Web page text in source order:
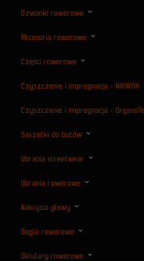
Dzwonki rowerowe
Akcesoria rowerowe
Części rowerowe
Czyszczenie i impregnacja - NIKWAX
Czyszczenie i impregnacja -
Saszetki do butów
Ubrania streetwear
Ubrania rowerowe
Nakrycia głowy
Gogle rowerowe
Oklulary rowerowe